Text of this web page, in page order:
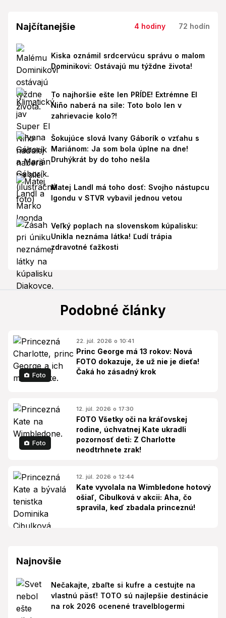
Najčítanejšie 4 hodiny 72 hodín
Kiska oznámil srdcervúcu správu o malom
Dominikovi: Ostávajú mu týždne života!
To najhoršie ešte len PRÍDE! Extrémne El
Niño naberá na sile: Toto bolo len v
zahrievacie kolo?!
Šokujúce slová Ivany Gáborík o vzťahu s
Mariánom: Ja som bola úplne na dne!
Druhýkrát by do toho nešla
Matej Landl má toho dosť: Svojho nástupcu
Igondu v STVR vybavil jednou vetou
Veľký poplach na slovenskom kúpalisku:
Unikla neznáma látka! Ľudí trápia
zdravotné ťažkosti
Podobné články
Foto
22. júl. 2026 o 10:41
Princ George má 13 rokov: Nová
FOTO dokazuje, že už nie je dieťa!
Čaká ho zásadný krok
Foto
12. júl. 2026 o 17:30
FOTO Všetky oči na kráľovskej
rodine, úchvatnej Kate ukradli
pozornosť deti: Z Charlotte
neodtrhnete zrak!
12. júl. 2026 o 12:44
Kate vyvolala na Wimbledone hotový
ošiaľ, Cibulková v akcii: Aha, čo
spravila, keď zbadala princeznú!
Najnovšie
Nečakajte, zbaľte si kufre a cestujte na
vlastnú päsť! TOTO sú najlepšie destinácie
na rok 2026 ocenené travelblogermi